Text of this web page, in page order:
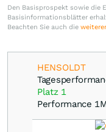
Den Basisprospekt sowie die
Basisinformationsblätter
Beachten Sie auch die
HENSOLDT
Platz 1
Performance